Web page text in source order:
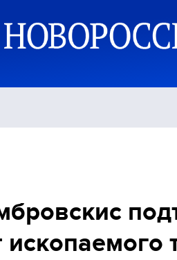
ископаемого